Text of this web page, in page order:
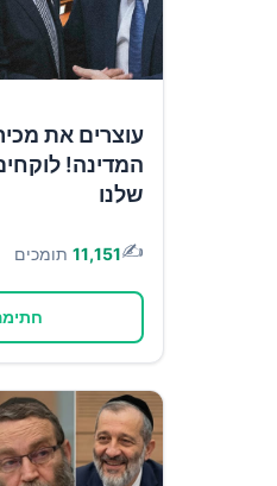
עוצרים את
המדינה!
שלנו
✍️
11,151 תומכים